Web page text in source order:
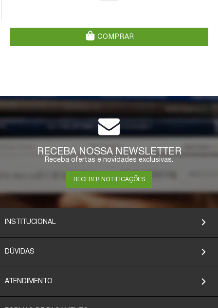
COMPRAR
RECEBA NOSSA NEWSLETTER
Receba ofertas e novidades exclusivas.
RECEBER NOTIFICAÇÕES
INSTITUCIONAL
DÚVIDAS
ATENDIMENTO